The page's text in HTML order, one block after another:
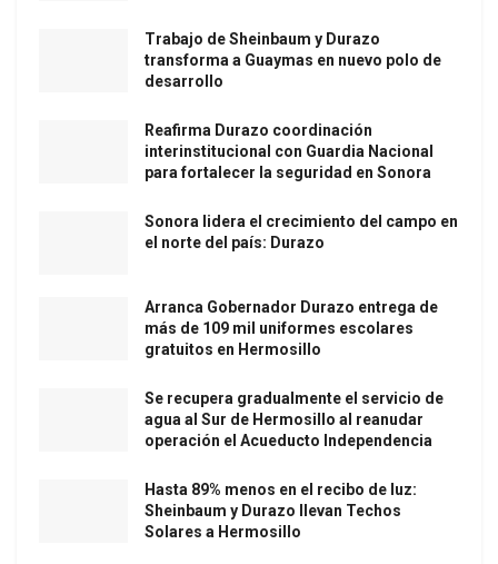
Trabajo de Sheinbaum y Durazo
transforma a Guaymas en nuevo polo de
desarrollo
Reafirma Durazo coordinación
interinstitucional con Guardia Nacional
para fortalecer la seguridad en Sonora
Sonora lidera el crecimiento del campo en
el norte del país: Durazo
Arranca Gobernador Durazo entrega de
más de 109 mil uniformes escolares
gratuitos en Hermosillo
Se recupera gradualmente el servicio de
agua al Sur de Hermosillo al reanudar
operación el Acueducto Independencia
Hasta 89% menos en el recibo de luz:
Sheinbaum y Durazo llevan Techos
Solares a Hermosillo